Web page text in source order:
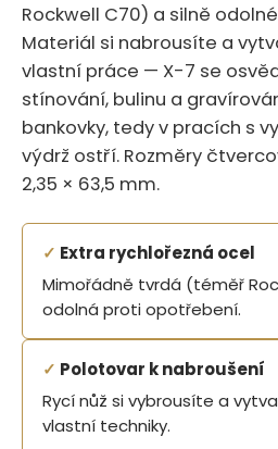
Rockwell C70) a silně
Materiál si nabrousíte a
vlastní práce — X-7 se
stínování, bulinu a
bankovky, tedy v pracích s
výdrž ostří. Rozměry
2,35 × 63,5 mm.
✓ Extra rychlořezná ocel
Mimořádně tvrdá (téměř
odolná proti opotřebení.
✓ Polotovar k nabroušení
Rycí nůž si vybrousíte a
vlastní techniky.